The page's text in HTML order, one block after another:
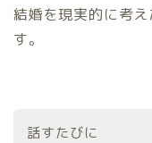
結婚を現実的に考
す。
話すたびに